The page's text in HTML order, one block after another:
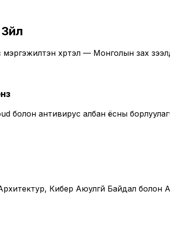
хүртэл — Монголын зах
болон антивирус албан ёсны
Кибер Аюулгүй Байдал